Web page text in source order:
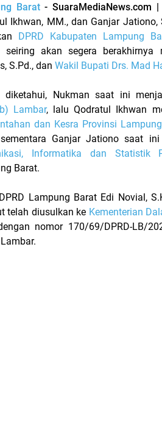
Barat- SuaraMediaNews.com |
Ikhwan, MM., dan Ganjar Jationo,
DPRD Kabupaten Lampung
seiring akan segera
S.Pd., dan Wakil Bupati Drs. Mad
diketahui, Nukman saat ini
Lambar, lalu Qodratul Ikhwan
dan Kesra Provinsi Lampung
Ganjar Jationo saat
Informatika dan Statistik
Barat.
Lampung Barat Edi Novial,
telah diusulkan ke Kementerian
nomor 170/69/DPRD-LB/